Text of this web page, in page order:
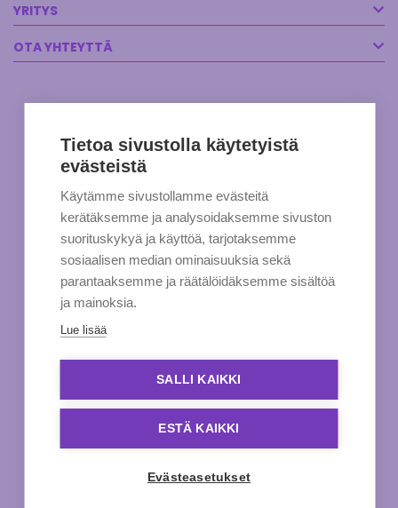
YRITYS
OTA YHTEYTTÄ
Tietoa sivustolla käytetyistä
evästeistä
Käytämme sivustollamme evästeitä
kerätäksemme ja analysoidaksemme sivuston
suorituskykyä ja käyttöä, tarjotaksemme
sosiaalisen median ominaisuuksia sekä
parantaaksemme ja räätälöidäksemme sisältöä
ja mainoksia.
Lue lisää
SALLI KAIKKI
ESTÄ KAIKKI
Evästeasetukset